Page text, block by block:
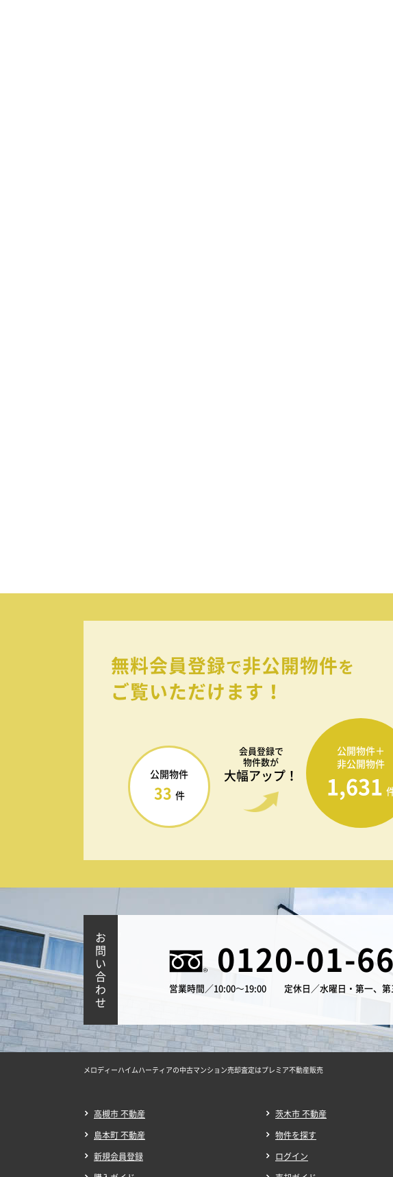
無料会員登録で非公開物件を
ご覧いただけます！
会員登録で
物件数が
大幅アップ！
公開物件
33 件
公開物件＋
非公開物件
1,631
お
問
い
合
わ
せ
0120-01-
営業時間／10:00～19:00 定休日／水曜日・第一、第
メロディーハイムハーティアの中古マンション売却査定はプレミア不動産販売
高槻市 不動産
茨木市 不動産
島本町 不動産
物件を探す
新規会員登録
ログイン